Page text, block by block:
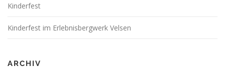
Kinderfest
Kinderfest im Erlebnisbergwerk Velsen
ARCHIV